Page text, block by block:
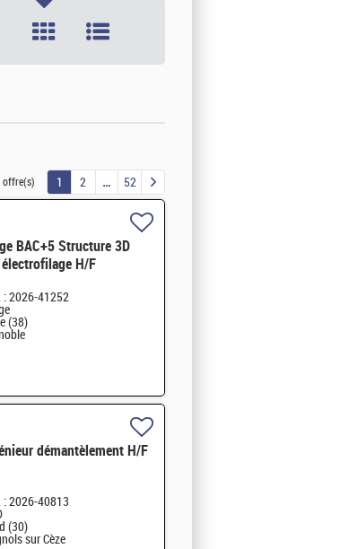
offre(s) 1 2 52
BAC+5 Structure 3D
H/F
: 2026-41252
(38)
démantèlement H/F
: 2026-40813
(30)
sur Cèze